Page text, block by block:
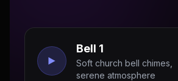
Bell 1
Soft church bell chimes,
serene atmosphere